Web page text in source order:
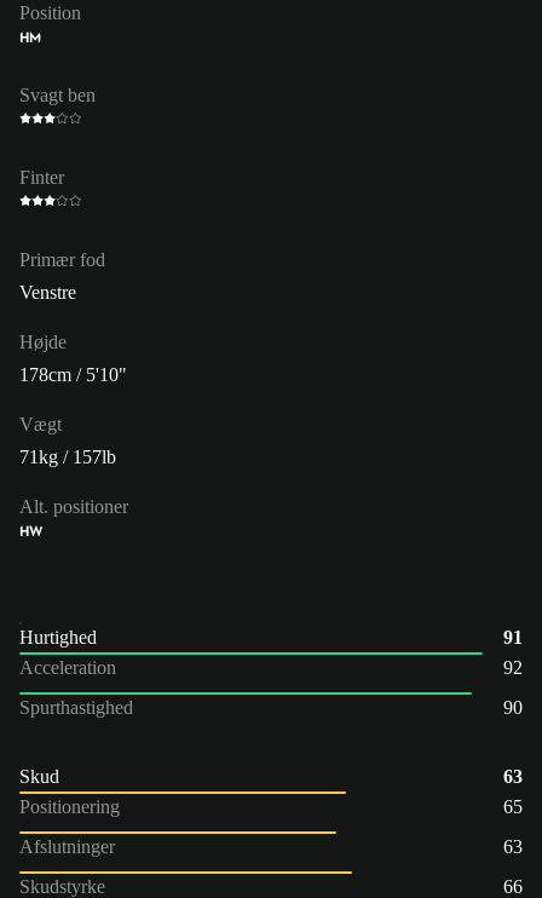
Position
HM
Svagt ben
Finter
Primær fod
Venstre
Højde
178cm / 5'10"
Vægt
71kg / 157lb
Alt. positioner
HW
Hurtighed
91
Acceleration
92
Spurthastighed
90
Skud
63
Positionering
65
Afslutninger
63
Skudstyrke
66